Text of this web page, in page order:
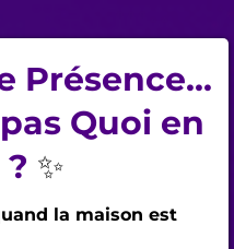
Présence...
Quoi en
✨
la maison est